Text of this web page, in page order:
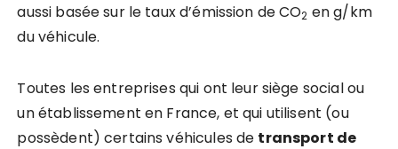
aussi basée sur le taux d’émission de CO2 en g/km
du véhicule.
Toutes les entreprises qui ont leur siège social ou
un établissement en France, et qui utilisent (ou
possèdent) certains véhicules de transport de